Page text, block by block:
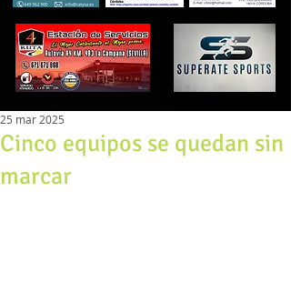
Cinco equipos se quedan sin
marcar
25 mar 2025